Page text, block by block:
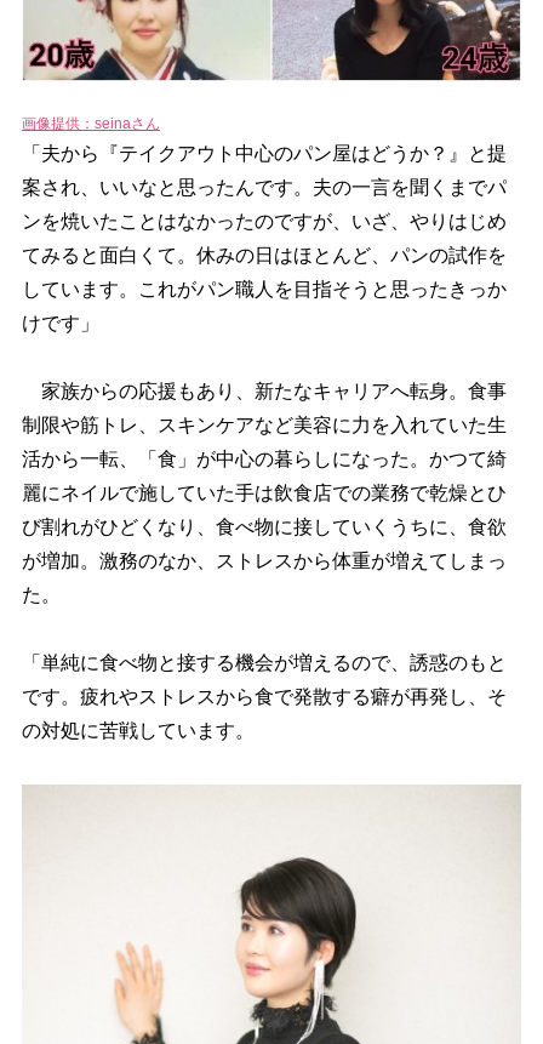
画像提供：seinaさん
「夫から『テイクアウト中心のパン屋はどうか？』と提
案され、いいなと思ったんです。夫の一言を聞くまでパ
ンを焼いたことはなかったのですが、いざ、やりはじめ
てみると面白くて。休みの日はほとんど、パンの試作を
しています。これがパン職人を目指そうと思ったきっか
けです」
家族からの応援もあり、新たなキャリアへ転身。食事
制限や筋トレ、スキンケアなど美容に力を入れていた生
活から一転、「食」が中心の暮らしになった。かつて綺
麗にネイルで施していた手は飲食店での業務で乾燥とひ
び割れがひどくなり、食べ物に接していくうちに、食欲
が増加。激務のなか、ストレスから体重が増えてしまっ
た。
「単純に食べ物と接する機会が増えるので、誘惑のもと
です。疲れやストレスから食で発散する癖が再発し、そ
の対処に苦戦しています。